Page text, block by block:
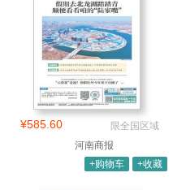
¥585.60
限全国区域
河南商报
+购物车
+收藏